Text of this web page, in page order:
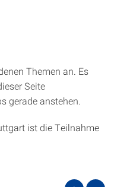
Themen an. Es
Seite
gerade anstehen.
ist die Teilnahme